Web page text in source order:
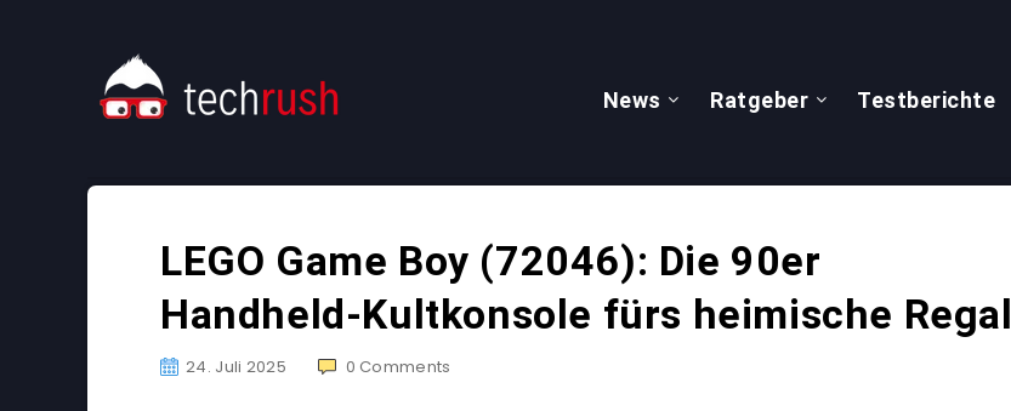
News Ratgeber Testberichte
LEGO Game Boy (72046): Die 90er
Handheld-Kultkonsole fürs heimische Regal
24. Juli 2025 0 Comments